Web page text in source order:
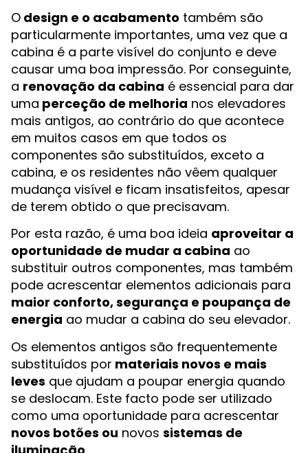
O design e o acabamento também são
particularmente importantes, uma vez que a
cabina é a parte visível do conjunto e deve
causar uma boa impressão. Por conseguinte,
a renovação da cabina é essencial para dar
uma perceção de melhoria nos elevadores
mais antigos, ao contrário do que acontece
em muitos casos em que todos os
componentes são substituídos, exceto a
cabina, e os residentes não vêem qualquer
mudança visível e ficam insatisfeitos, apesar
de terem obtido o que precisavam.
Por esta razão, é uma boa ideia aproveitar a
oportunidade de mudar a cabina ao
substituir outros componentes, mas também
pode acrescentar elementos adicionais para
maior conforto, segurança e poupança de
energia ao mudar a cabina do seu elevador.
Os elementos antigos são frequentemente
substituídos por materiais novos e mais
leves que ajudam a poupar energia quando
se deslocam. Este facto pode ser utilizado
como uma oportunidade para acrescentar
novos botões ou novos sistemas de